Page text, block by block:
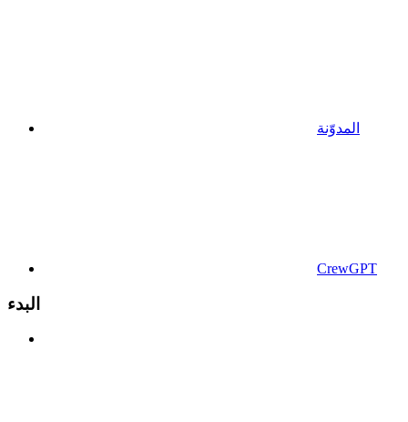
المدوّنة
CrewGPT
البدء